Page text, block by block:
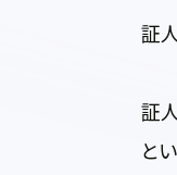
証
証
と